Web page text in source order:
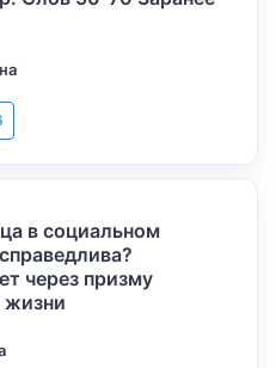
в социальном
через призму
жизни